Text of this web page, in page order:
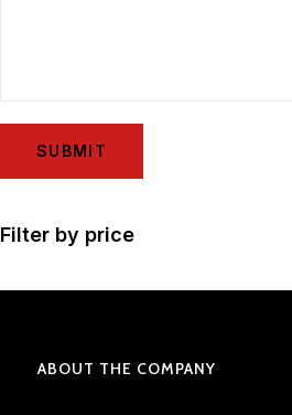
Filter by price
ABOUT THE COMPANY